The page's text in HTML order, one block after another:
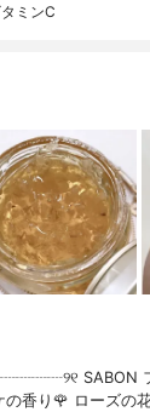
ミンC
SABON フロ
香り🌹 ローズの